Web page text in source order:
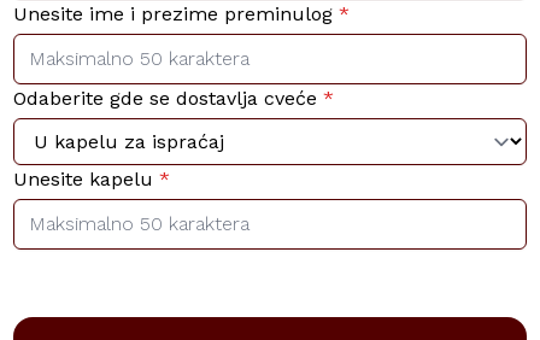
Unesite ime i prezime preminulog *
Odaberite gde se dostavlja cveće*
Unesite kapelu *